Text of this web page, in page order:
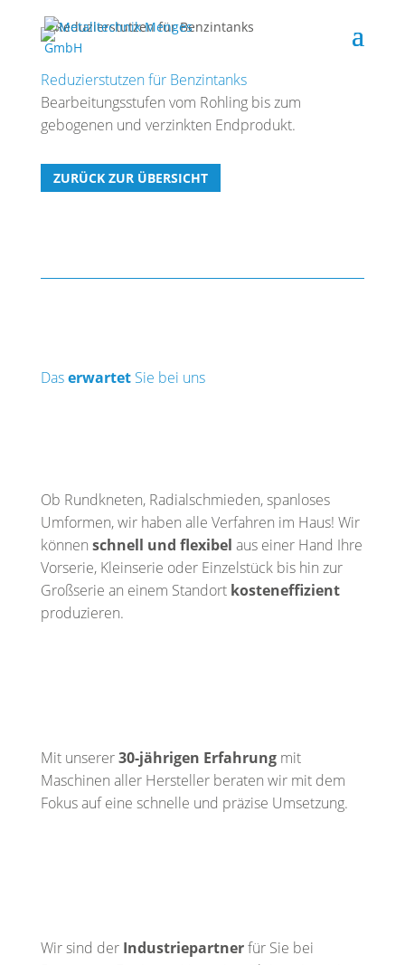
Reduzierstutzen für Benzintanks
Bearbeitungsstufen vom Rohling bis zum
gebogenen und verzinkten Endprodukt.
ZURÜCK ZUR ÜBERSICHT
DaserwartetSie bei uns
Ob Rundkneten, Radialschmieden, spanloses
Umformen, wir haben alle Verfahren im Haus! Wir
können schnell und flexibel aus einer Hand Ihre
Vorserie, Kleinserie oder Einzelstück bis hin zur
Großserie an einem Standort kosteneffizient
produzieren.
Mit unserer30-jährigen Erfahrungmit
Maschinen aller Hersteller beraten wir mit dem
Fokus auf eine schnelle und präzise Umsetzung.
Wir sind der Industriepartnerfür Sie bei